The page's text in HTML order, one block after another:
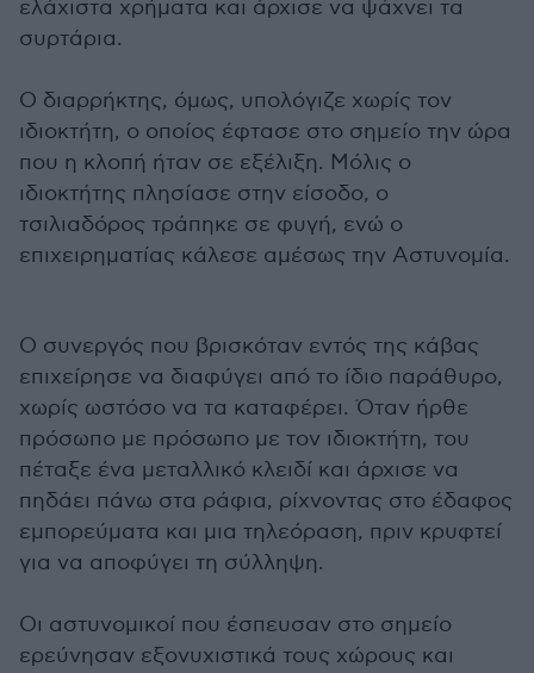
ελάχιστα χρήματα και άρχισε να ψάχνει τα
συρτάρια.
Ο διαρρήκτης, όμως, υπολόγιζε χωρίς τον
ιδιοκτήτη, ο οποίος έφτασε στο σημείο την ώρα
που η κλοπή ήταν σε εξέλιξη. Μόλις ο
ιδιοκτήτης πλησίασε στην είσοδο, ο
τσιλιαδόρος τράπηκε σε φυγή, ενώ ο
επιχειρηματίας κάλεσε αμέσως την Αστυνομία.
Ο συνεργός που βρισκόταν εντός της κάβας
επιχείρησε να διαφύγει από το ίδιο παράθυρο,
χωρίς ωστόσο να τα καταφέρει. Όταν ήρθε
πρόσωπο με πρόσωπο με τον ιδιοκτήτη, του
πέταξε ένα μεταλλικό κλειδί και άρχισε να
πηδάει πάνω στα ράφια, ρίχνοντας στο έδαφος
εμπορεύματα και μια τηλεόραση, πριν κρυφτεί
για να αποφύγει τη σύλληψη.
Οι αστυνομικοί που έσπευσαν στο σημείο
ερεύνησαν εξονυχιστικά τους χώρους και